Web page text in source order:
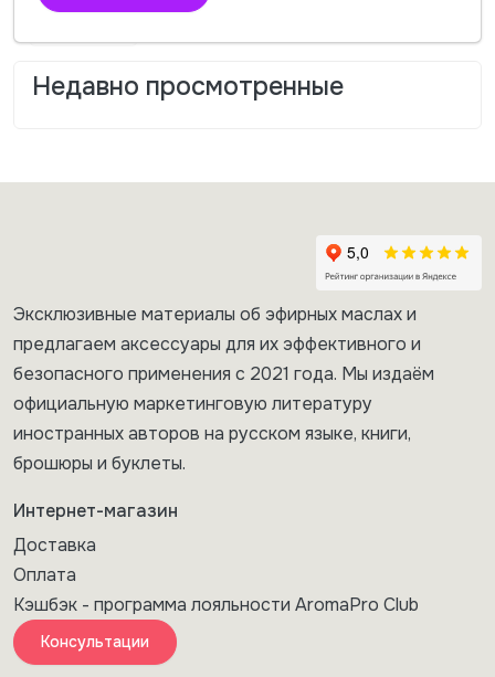
Недавно просмотренные
Эксклюзивные материалы об эфирных маслах и
предлагаем аксессуары для их эффективного и
безопасного применения с 2021 года. Мы издаём
официальную маркетинговую литературу
иностранных авторов на русском языке, книги,
брошюры и буклеты.
Интернет-магазин
Доставка
Оплата
Кэшбэк - программа лояльности AromaPro Club
Консультации